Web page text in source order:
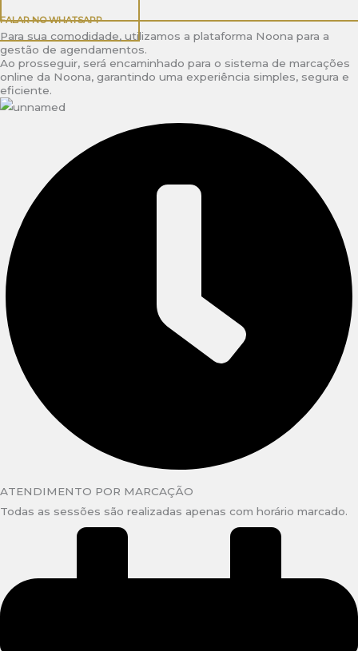
FALAR NO WHATSAPP
Para sua comodidade, utilizamos a plataforma Noona para a
gestão de agendamentos.
Ao prosseguir, será encaminhado para o sistema de marcações
online da Noona, garantindo uma experiência simples, segura e
eficiente.
ATENDIMENTO POR MARCAÇÃO
Todas as sessões são realizadas apenas com horário marcado.